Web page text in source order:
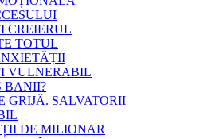
CREIERUL
TOTUL
VULNERABIL
BANII?
GRIJĂ. SALVATORII
DE MILIONAR